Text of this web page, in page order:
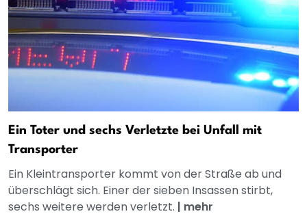
Ein Toter und sechs Verletzte bei Unfall mit
Transporter
Ein Kleintransporter kommt von der Straße ab und
überschlägt sich. Einer der sieben Insassen stirbt,
sechs weitere werden verletzt. | mehr